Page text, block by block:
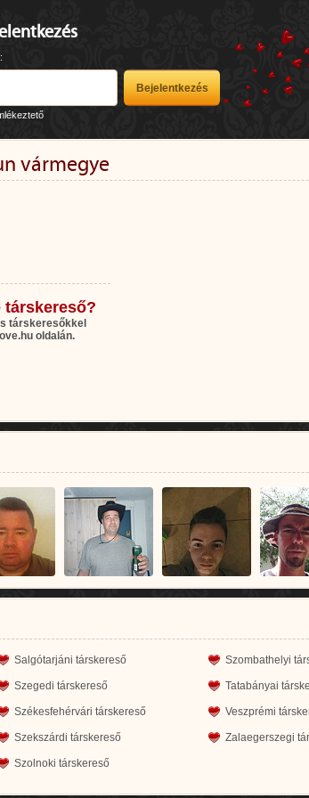
vármegye
társkereső?
társkeresőkkel
oldalán.
Salgótarjáni társkereső Szombathelyi
Szegedi társkereső Tatabányai
Székesfehérvári társkereső Veszprémi
Szekszárdi társkereső Zalaegerszegi
Szolnoki társkereső